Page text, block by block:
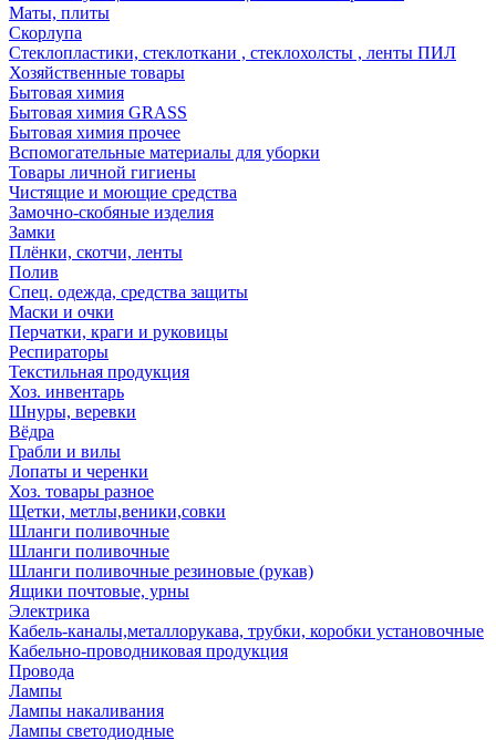
Маты, плиты
Скорлупа
Стеклопластики, стеклоткани , стеклохолсты , ленты ПИЛ
Хозяйственные товары
Бытовая химия
Бытовая химия GRASS
Бытовая химия прочее
Вспомогательные материалы для уборки
Товары личной гигиены
Чистящие и моющие средства
Замочно-скобяные изделия
Замки
Плёнки, скотчи, ленты
Полив
Спец. одежда, средства защиты
Маски и очки
Перчатки, краги и руковицы
Респираторы
Текстильная продукция
Хоз. инвентарь
Шнуры, веревки
Вёдра
Грабли и вилы
Лопаты и черенки
Хоз. товары разное
Щетки, метлы,веники,совки
Шланги поливочные
Шланги поливочные
Шланги поливочные резиновые (рукав)
Ящики почтовые, урны
Электрика
Кабель-каналы,металлорукава, трубки, коробки установочные
Кабельно-проводниковая продукция
Провода
Лампы
Лампы накаливания
Лампы светодиодные